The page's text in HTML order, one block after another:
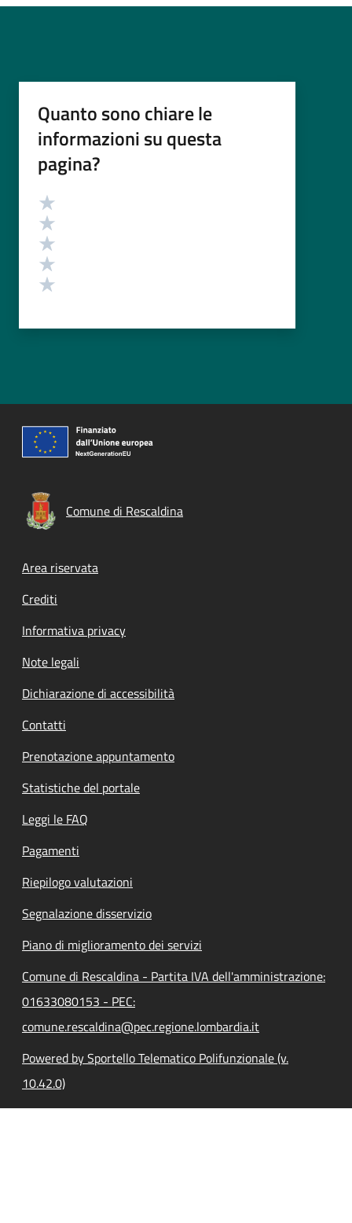
Quanto sono chiare le
informazioni su questa
pagina?
Valutazione
Comune di Rescaldina
Footer menu
Area riservata
Crediti
Informativa privacy
Note legali
Dichiarazione di accessibilità
Contatti
Prenotazione appuntamento
Statistiche del portale
Leggi le FAQ
Pagamenti
Riepilogo valutazioni
Segnalazione disservizio
Piano di miglioramento dei servizi
Comune di Rescaldina - Partita IVA dell'amministrazione:
01633080153 - PEC:
comune.rescaldina@pec.regione.lombardia.it
Powered by Sportello Telematico Polifunzionale (v.
10.42.0)